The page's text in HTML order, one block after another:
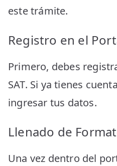
este trámite.
Registro en el
Primero, debes
SAT. Si ya tienes
ingresar tus datos.
Llenado de
Una vez dentro del